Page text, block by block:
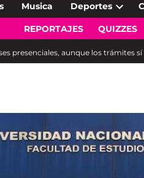
Musica Deportes
Open
REPORTAJES QUIZZES
presenciales, aunque los trámites sí